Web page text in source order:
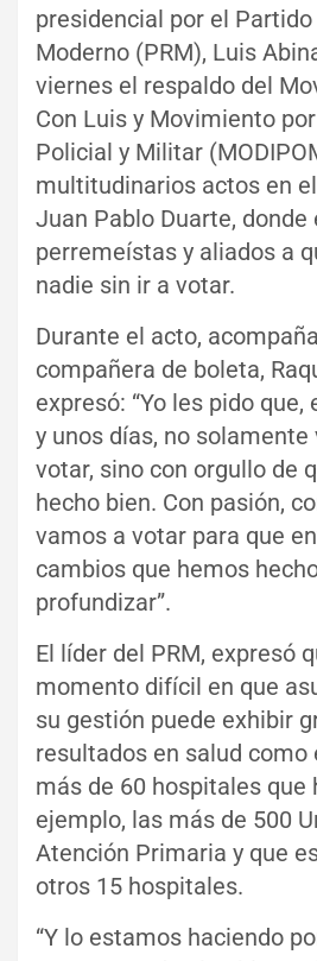
presidencial por el
Moderno (PRM), Luis
viernes el respaldo del
Con Luis y Movimiento
Policial y Militar
multitudinarios actos en
Juan Pablo Duarte, donde
perremeístas y aliados a
nadie sin ir a votar.
Durante el acto,
compañera de boleta,
expresó: “Yo les pido
y unos días, no solamente
votar, sino con orgullo de
hecho bien. Con pasión,
vamos a votar para que
cambios que hemos
profundizar”.
El líder del PRM, expresó
momento difícil en que
su gestión puede exhibir
resultados en salud como
más de 60 hospitales que
ejemplo, las más de 500
Atención Primaria y que
otros 15 hospitales.
“Y lo estamos haciendo